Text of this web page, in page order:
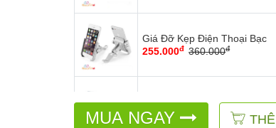
Giá Đỡ Kẹp Điện Thoại Bạc
255.000đ 360.000đ
Giá Đỡ Kẹp Điện Thoại Đồng
260.000
360.000
MUA NGAY